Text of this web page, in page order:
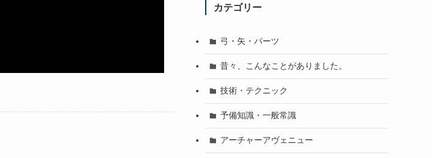
カテゴリー
弓・矢・パーツ
昔々、こんなことがありました。
技術・テクニック
予備知識・一般常識
アーチャーアヴェニュー